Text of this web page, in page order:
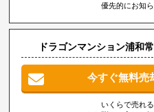
優先的にお知
ドラゴンマンション浦和
今すぐ無料売
いくらで売れ